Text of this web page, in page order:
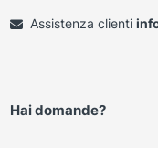
Assistenza clienti
Hai domande?